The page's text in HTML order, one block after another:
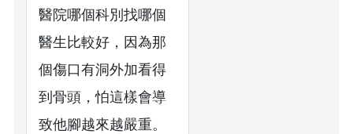
醫院哪個科別找哪個
醫生比較好，因為那
個傷口有洞外加看得
到骨頭，怕這樣會導
致他腳越來越嚴重。